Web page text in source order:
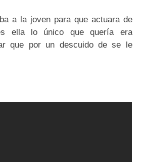
a la joven para que actuara de
ella lo único que quería era
que por un descuido de se le